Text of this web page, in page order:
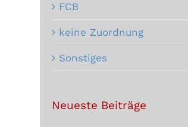
FCB
keine Zuordnung
Sonstiges
Neueste Beiträge